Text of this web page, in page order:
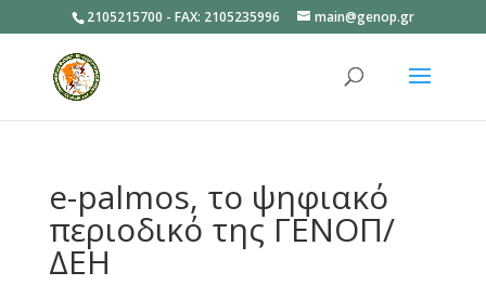
2105215700 - FAX: 2105235996 main@genop.gr
e-palmos, το ψηφιακό
περιοδικό της ΓΕΝΟΠ/
ΔΕΗ